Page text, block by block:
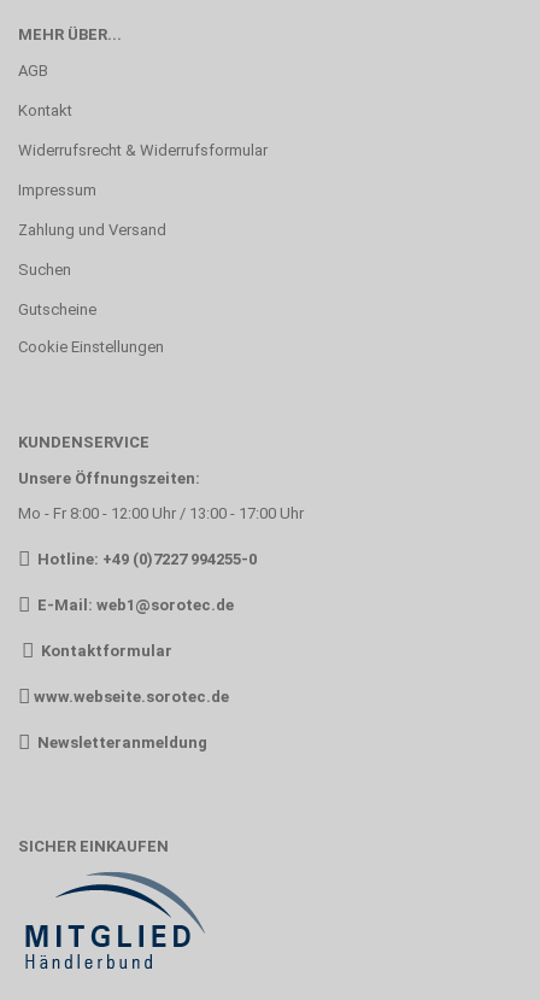
MEHR ÜBER...
AGB
Kontakt
Widerrufsrecht & Widerrufsformular
Impressum
Zahlung und Versand
Suchen
Gutscheine
Cookie Einstellungen
KUNDENSERVICE
Unsere Öffnungszeiten:
Mo - Fr 8:00 - 12:00 Uhr / 13:00 - 17:00 Uhr
Hotline: +49 (0)7227 994255-0
E-Mail: web1@sorotec.de
Kontaktformular
www.webseite.sorotec.de
Newsletteranmeldung
SICHER EINKAUFEN